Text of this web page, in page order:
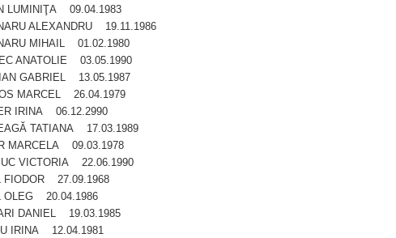
LUMINIŢA 09.04.1983
ALEXANDRU 19.11.1986
MIHAIL 01.02.1980
ANATOLIE 03.05.1990
GABRIEL 13.05.1987
MARCEL 26.04.1979
IRINA 06.12.2990
TATIANA 17.03.1989
MARCELA 09.03.1978
VICTORIA 22.06.1990
FIODOR 27.09.1968
OLEG 20.04.1986
DANIEL 19.03.1985
IRINA 12.04.1981